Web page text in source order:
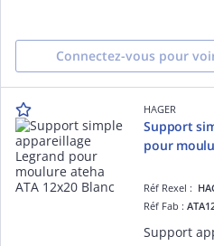
Connectez-vous pour
HAGER
Support
pour
Réf Rexel :
Réf Fab :